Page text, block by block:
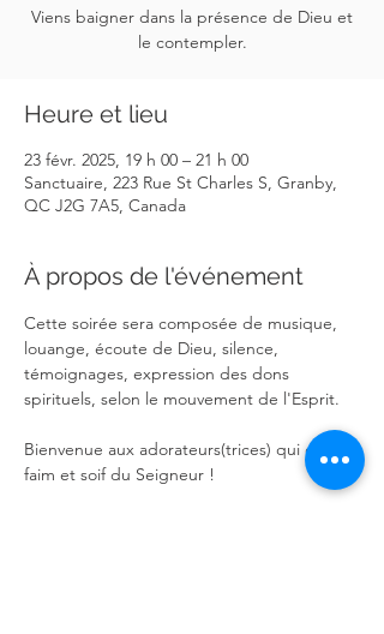
Viens baigner dans la présence de Dieu et
le contempler.
Heure et lieu
23 févr. 2025, 19 h 00 – 21 h 00
Sanctuaire, 223 Rue St Charles S, Granby,
QC J2G 7A5, Canada
À propos de l'événement
Cette soirée sera composée de musique,
louange, écoute de Dieu, silence,
témoignages, expression des dons
spirituels, selon le mouvement de l'Esprit.
Bienvenue aux adorateurs(trices) qui ont
faim et soif du Seigneur !